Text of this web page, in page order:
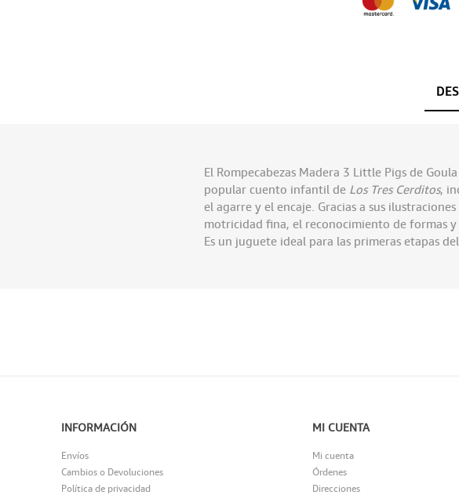
El Rompecabezas Madera 3 Little Pigs de
popular cuento infantil de Los Tres Cerditos,
el agarre y el encaje. Gracias a sus
motricidad fina, el reconocimiento de formas
Es un juguete ideal para las primeras etapas
INFORMACIÓN
Envíos
Cambios o Devoluciones
Política de privacidad
MI CUENTA
Mi cuenta
Órdenes
Direcciones